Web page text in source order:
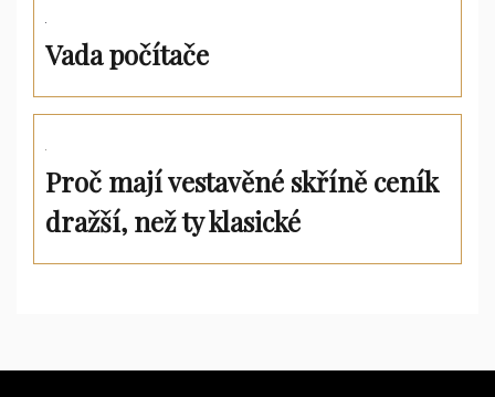
Vada počítače
Proč mají vestavěné skříně ceník
dražší, než ty klasické